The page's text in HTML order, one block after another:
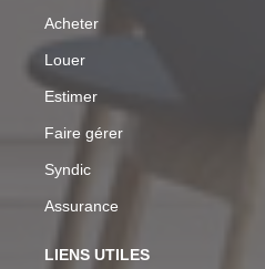
Acheter
Louer
Estimer
Faire gérer
Syndic
Assurance
LIENS UTILES